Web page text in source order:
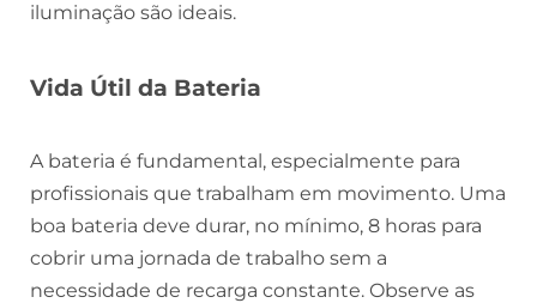
iluminação são ideais.
Vida Útil da Bateria
A bateria é fundamental, especialmente para
profissionais que trabalham em movimento. Uma
boa bateria deve durar, no mínimo, 8 horas para
cobrir uma jornada de trabalho sem a
necessidade de recarga constante. Observe as